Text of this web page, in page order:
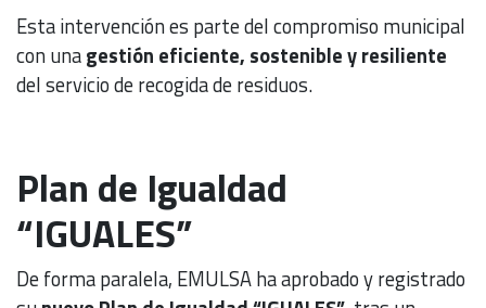
Esta intervención es parte del compromiso municipal
con unagestión eficiente, sostenible y resiliente
del servicio de recogida de residuos.
Plan de Igualdad
“IGUALES”
De forma paralela, EMULSA ha aprobado y registrado